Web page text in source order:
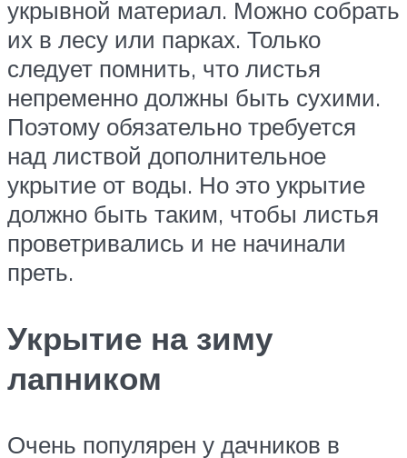
укрывной материал. Можно собрать
их в лесу или парках. Только
следует помнить, что листья
непременно должны быть сухими.
Поэтому обязательно требуется
над листвой дополнительное
укрытие от воды. Но это укрытие
должно быть таким, чтобы листья
проветривались и не начинали
преть.
Укрытие на зиму
лапником
Очень популярен у дачников в